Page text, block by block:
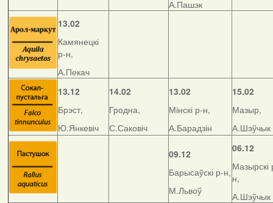
А.Пашэк
13.02
Камянецкі
р-н,
А.Пекач
13.12
Брэст,
Ю.Янкевіч
14.02
Гродна,
С.Саковіч
13.02
Мінскі р-н,
А.Барадзін
15.02
Мазыр,
А.Шэўчык
09.12
Барысаўскі р-н,
М.Львоў
06.12
Мазырскі
н,
А.Шэўчык